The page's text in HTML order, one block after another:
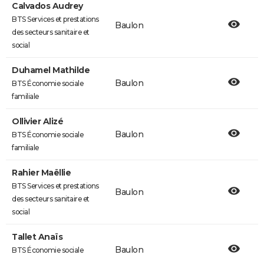
Calvados Audrey
BTS Services et prestations
des secteurs sanitaire et
social
Baulon
Duhamel Mathilde
BTS Économie sociale
familiale
Baulon
Ollivier Alizé
BTS Économie sociale
familiale
Baulon
Rahier Maëllie
BTS Services et prestations
des secteurs sanitaire et
social
Baulon
Tallet Anaïs
BTS Économie sociale
Baulon